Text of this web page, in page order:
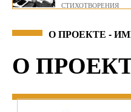
СТИХОТВОРЕНИЯ
О ПРОЕКТЕ -
О